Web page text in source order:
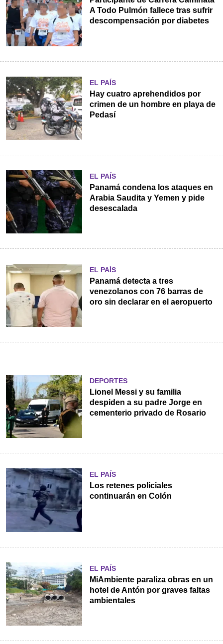
A Todo Pulmón fallece tras sufrir
descompensación por diabetes
EL PAÍS
Hay cuatro aprehendidos por
crimen de un hombre en playa de
Pedasí
EL PAÍS
Panamá condena los ataques en
Arabia Saudita y Yemen y pide
desescalada
EL PAÍS
Panamá detecta a tres
venezolanos con 76 barras de
oro sin declarar en el aeropuerto
DEPORTES
Lionel Messi y su familia
despiden a su padre Jorge en
cementerio privado de Rosario
EL PAÍS
Los retenes policiales
continuarán en Colón
EL PAÍS
MiAmbiente paraliza obras en un
hotel de Antón por graves faltas
ambientales